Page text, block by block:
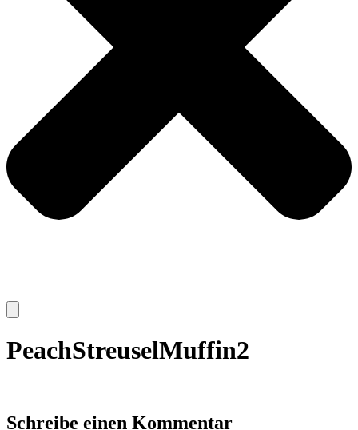
PeachStreuselMuffin2
Schreibe einen Kommentar